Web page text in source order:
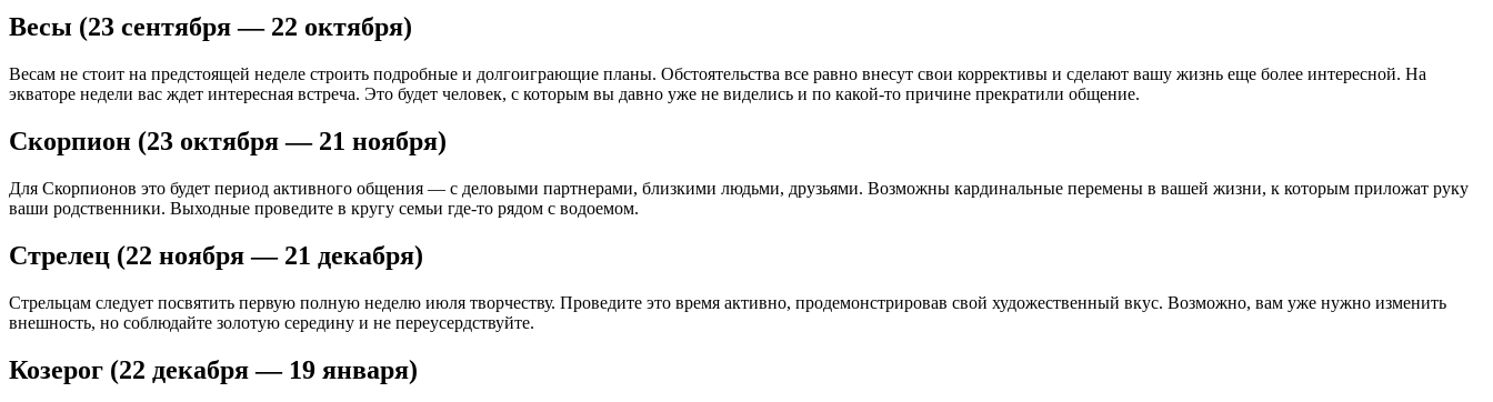
Весы (23 сентября — 22 октября)
Весам не стоит на предстоящей неделе строить подробные и долгоиграющие планы. Обстоятельства все равно внесут свои коррективы и сделают вашу жизнь еще более интересной. На
экваторе недели вас ждет интересная встреча. Это будет человек, с которым вы давно уже не виделись и по какой-то причине прекратили общение.
Скорпион (23 октября — 21 ноября)
Для Скорпионов это будет период активного общения — с деловыми партнерами, близкими людьми, друзьями. Возможны кардинальные перемены в вашей жизни, к которым приложат руку
ваши родственники. Выходные проведите в кругу семьи где-то рядом с водоемом.
Стрелец (22 ноября — 21 декабря)
Стрельцам следует посвятить первую полную неделю июля творчеству. Проведите это время активно, продемонстрировав свой художественный вкус. Возможно, вам уже нужно изменить
внешность, но соблюдайте золотую середину и не переусердствуйте.
Козерог (22 декабря — 19 января)